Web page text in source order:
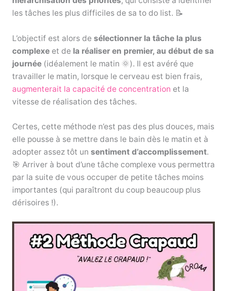
les tâches les plus difficiles de sa to do list. 📝
L’objectif est alors de sélectionner la tâche la plus
complexeet de la réaliser en premier, au début de sa
journée (idéalement le matin 🌞). Il est avéré que
travailler le matin, lorsque le cerveau est bien frais,
augmenterait la capacité de concentration et la
vitesse de réalisation des tâches.
Certes, cette méthode n’est pas des plus douces, mais
elle pousse à se mettre dans le bain dès le matin et à
adopter assez tôt un sentiment d’accomplissement.
🎯 Arriver à bout d’une tâche complexe vous permettra
par la suite de vous occuper de petite tâches moins
importantes (qui paraîtront du coup beaucoup plus
dérisoires !).